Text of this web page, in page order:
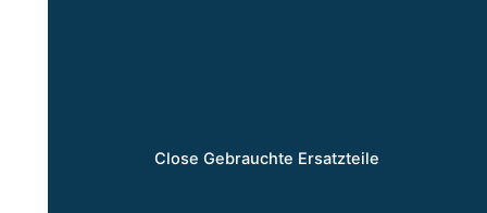
Close Gebrauchte Ersatzteile